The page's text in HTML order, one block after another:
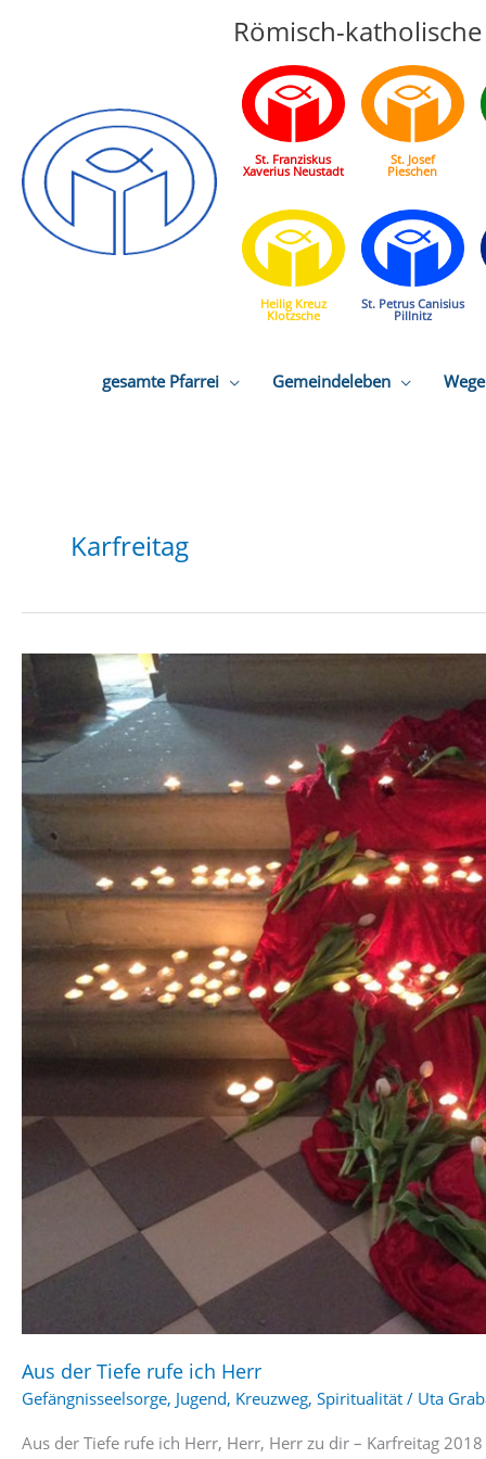
Römisch-
St. Franziskus
Xaverius Neustadt
St. Josef
Pieschen
Heilig Kreuz
Klotzsche
St. Petrus Canisius
Pillnitz
gesamte Pfarrei Gemeindeleben
Karfreitag
Aus der Tiefe rufe ich Herr
Gefängnisseelsorge, Jugend, Kreuzweg, Spiritualität / Uta
Aus der Tiefe rufe ich Herr, Herr, Herr zu dir – Karfreitag 2018